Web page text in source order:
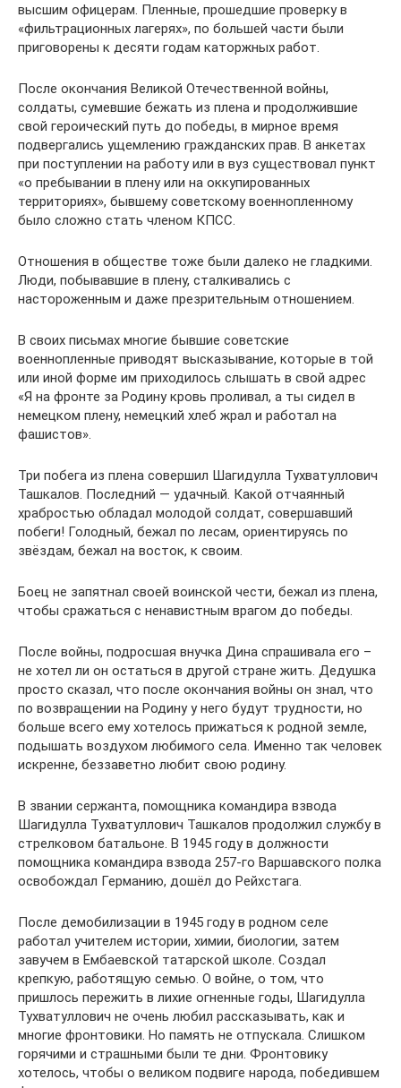
высшим офицерам. Пленные, прошедшие проверку в
«фильтрационных лагерях», по большей части были
приговорены к десяти годам каторжных работ.
После окончания Великой Отечественной войны,
солдаты, сумевшие бежать из плена и продолжившие
свой героический путь до победы, в мирное время
подвергались ущемлению гражданских прав. В анкетах
при поступлении на работу или в вуз существовал пункт
«о пребывании в плену или на оккупированных
территориях», бывшему советскому военнопленному
было сложно стать членом КПСС.
Отношения в обществе тоже были далеко не гладкими.
Люди, побывавшие в плену, сталкивались с
настороженным и даже презрительным отношением.
В своих письмах многие бывшие советские
военнопленные приводят высказывание, которые в той
или иной форме им приходилось слышать в свой адрес
«Я на фронте за Родину кровь проливал, а ты сидел в
немецком плену, немецкий хлеб жрал и работал на
фашистов».
Три побега из плена совершил Шагидулла Тухватуллович
Ташкалов. Последний — удачный. Какой отчаянный
храбростью обладал молодой солдат, совершавший
побеги! Голодный, бежал по лесам, ориентируясь по
звёздам, бежал на восток, к своим.
Боец не запятнал своей воинской чести, бежал из плена,
чтобы сражаться с ненавистным врагом до победы.
После войны, подросшая внучка Дина спрашивала его –
не хотел ли он остаться в другой стране жить. Дедушка
просто сказал, что после окончания войны он знал, что
по возвращении на Родину у него будут трудности, но
больше всего ему хотелось прижаться к родной земле,
подышать воздухом любимого села. Именно так человек
искренне, беззаветно любит свою родину.
В звании сержанта, помощника командира взвода
Шагидулла Тухватуллович Ташкалов продолжил службу в
стрелковом батальоне. В 1945 году в должности
помощника командира взвода 257-го Варшавского полка
освобождал Германию, дошёл до Рейхстага.
После демобилизации в 1945 году в родном селе
работал учителем истории, химии, биологии, затем
завучем в Ембаевской татарской школе. Создал
крепкую, работящую семью. О войне, о том, что
пришлось пережить в лихие огненные годы, Шагидулла
Тухватуллович не очень любил рассказывать, как и
многие фронтовики. Но память не отпускала. Слишком
горячими и страшными были те дни. Фронтовику
хотелось, чтобы о великом подвиге народа, победившем